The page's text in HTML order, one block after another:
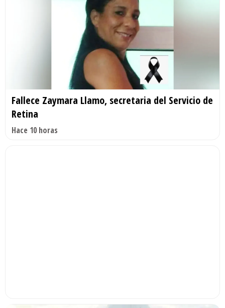
Fallece Zaymara Llamo, secretaria del Servicio de
Retina
Hace 10 horas